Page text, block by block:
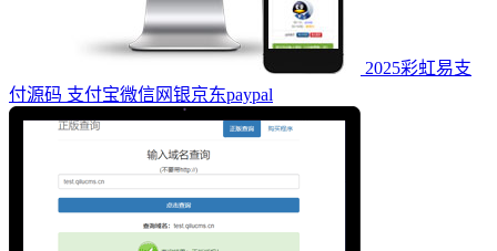
2025彩虹易支
付源码 支付宝微信网银京东paypal